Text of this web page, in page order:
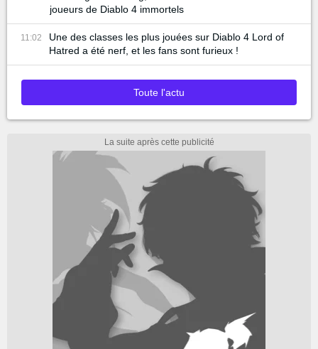
joueurs de Diablo 4 immortels
11:02
Une des classes les plus jouées sur Diablo 4 Lord of
Hatred a été nerf, et les fans sont furieux !
Toute l'actu